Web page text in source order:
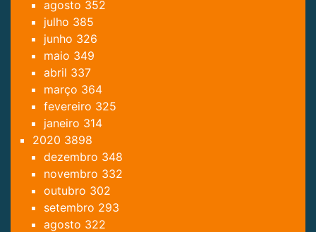
agosto 352
julho 385
junho 326
maio 349
abril 337
março 364
fevereiro 325
janeiro 314
2020 3898
dezembro 348
novembro 332
outubro 302
setembro 293
agosto 322